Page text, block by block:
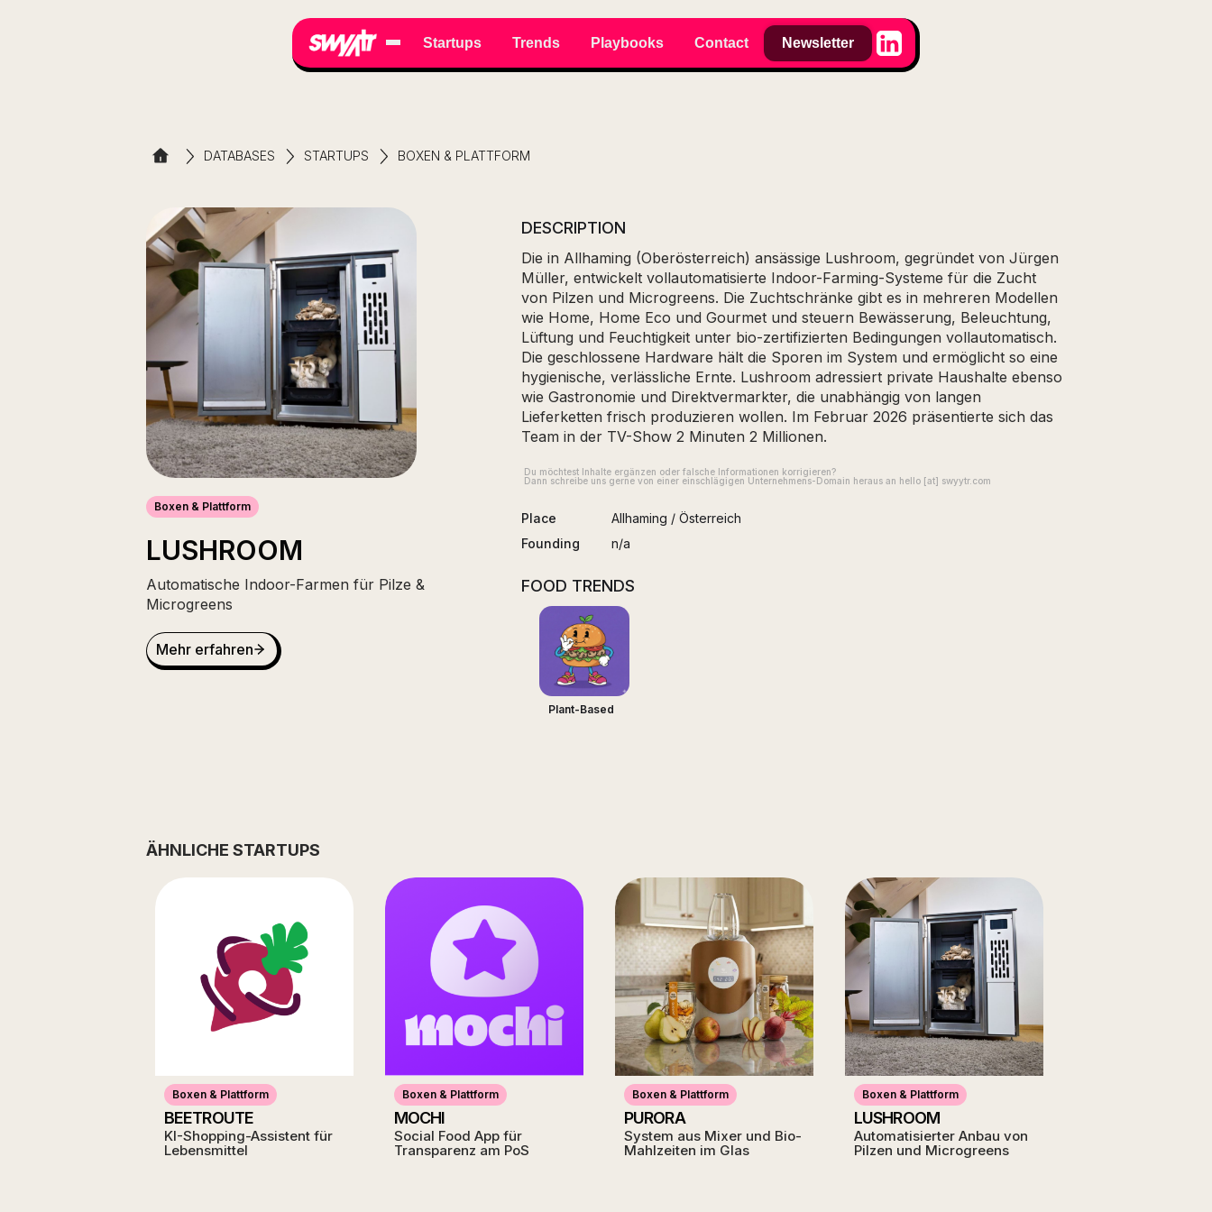
Startups Trends Playbooks Contact Newsletter
DATABASES STARTUPS BOXEN & PLATTFORM
Boxen & Plattform
LUSHROOM
Automatische Indoor-Farmen für Pilze &
Microgreens
Mehr erfahren
DESCRIPTION
Die in Allhaming (Oberösterreich) ansässige Lushroom, gegründet von Jürgen
Müller, entwickelt vollautomatisierte Indoor-Farming-Systeme für die Zucht
von Pilzen und Microgreens. Die Zuchtschränke gibt es in mehreren Modellen
wie Home, Home Eco und Gourmet und steuern Bewässerung, Beleuchtung,
Lüftung und Feuchtigkeit unter bio-zertifizierten Bedingungen vollautomatisch.
Die geschlossene Hardware hält die Sporen im System und ermöglicht so eine
hygienische, verlässliche Ernte. Lushroom adressiert private Haushalte ebenso
wie Gastronomie und Direktvermarkter, die unabhängig von langen
Lieferketten frisch produzieren wollen. Im Februar 2026 präsentierte sich das
Team in der TV-Show 2 Minuten 2 Millionen.
Du möchtest Inhalte ergänzen oder falsche Informationen korrigieren?
Dann schreibe uns gerne von einer einschlägigen Unternehmens-Domain heraus an hello [at] swyytr.com
Place Allhaming / Österreich
Founding
n/a
FOOD TRENDS
Plant-Based
ÄHNLICHE STARTUPS
Boxen & Plattform
BEETROUTE
KI-Shopping-Assistent für
Lebensmittel
Boxen & Plattform
MOCHI
Social Food App für
Transparenz am PoS
Boxen & Plattform
PURORA
System aus Mixer und Bio-
Mahlzeiten im Glas
Boxen & Plattform
LUSHROOM
Automatisierter Anbau von
Pilzen und Microgreens